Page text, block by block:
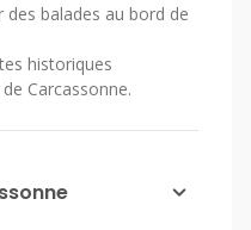
des balades au bord de
historiques
Carcassonne.